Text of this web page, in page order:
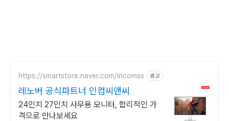
https://smartstore.naver.com/incomss 광고
레노버 공식파트너 인컴씨앤씨
24인치 27인치 사무용 모니터, 합리적인 가
격으로 만나보세요